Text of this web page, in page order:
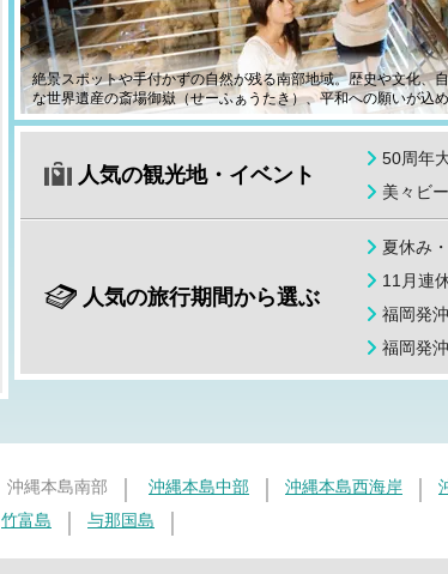
絶景スポットや手付かずの自然が残る南部地域。歴史や文化、
な世界遺産の斎場御嶽（せーふぁうたき）、平和への願いが込
人気の観光地・イベント
50周年
美々ビ
人気の旅行期間から選ぶ
夏休み
11月連
福岡発
福岡発
沖縄本島南部 沖縄本島中部 沖縄本島西海岸
竹富島 与那国島